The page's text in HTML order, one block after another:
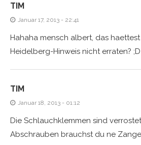
TIM
Januar 17, 2013 - 22:41
Hahaha mensch albert, das
Heidelberg-Hinweis nicht erraten? ;D
TIM
Januar 18, 2013 - 01:12
Die Schlauchklemmen sind
Abschrauben brauchst du ne Zange